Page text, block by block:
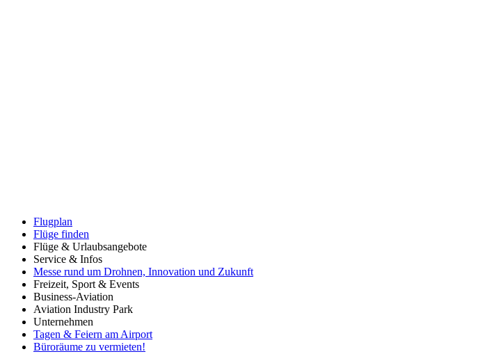
Flugplan
Flüge finden
Flüge & Urlaubsangebote
Service & Infos
Messe rund um Drohnen, Innovation und Zukunft
Freizeit, Sport & Events
Business-Aviation
Aviation Industry Park
Unternehmen
Tagen & Feiern am Airport
Büroräume zu vermieten!